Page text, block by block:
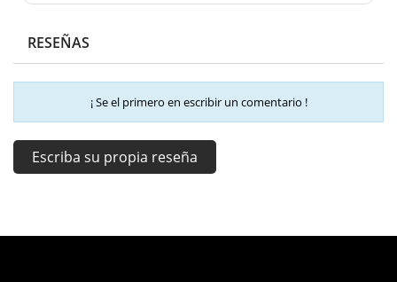
RESEÑAS
¡ Se el primero en escribir un comentario !
Escriba su propia reseña